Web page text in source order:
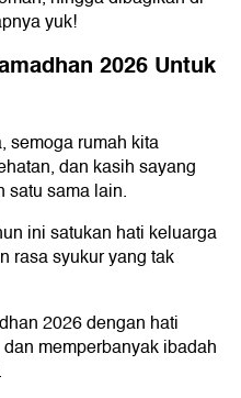
yuk!
2026 Untuk
semoga rumah kita
dan kasih sayang
satu sama lain.
ini satukan hati keluarga
rasa syukur yang tak
2026 dengan hati
memperbanyak ibadah